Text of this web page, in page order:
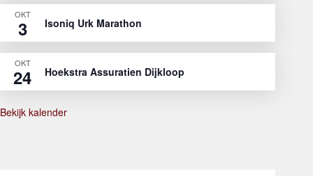
OKT
3 Isoniq Urk Marathon
OKT
24 Hoekstra Assuratien Dijkloop
Bekijk kalender